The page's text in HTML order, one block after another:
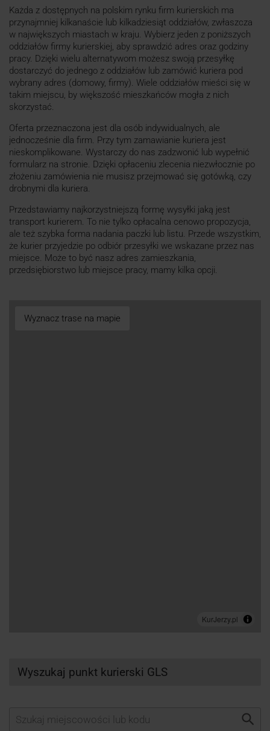
Każda z dostępnych na polskim rynku firm kurierskich ma
przynajmniej kilkanaście lub kilkadziesiąt oddziałów, zwłaszcza
w największych miastach w kraju. Wybierz jeden z poniższych
oddziałów firmy kurierskiej, aby sprawdzić adres oraz godziny
pracy. Dzięki wielu alternatywom możesz swoją przesyłkę
dostarczyć do jednego z oddziałów lub zamówić kuriera pod
wybrany adres (domowy, firmy). Wiele oddziałów mieści się w
takim miejscu, by większość mieszkańców mogła z nich
skorzystać.
Oferta przeznaczona jest dla osób indywidualnych, ale
jednocześnie dla firm. Przy tym zamawianie kuriera jest
nieskomplikowane. Wystarczy do nas zadzwonić lub wypełnić
formularz na stronie. Dzięki opłaceniu zlecenia niezwłocznie po
złożeniu zamówienia nie musisz przejmować się gotówką, czy
drobnymi dla kuriera.
Przedstawiamy najkorzystniejszą formę wysyłki jaką jest
transport kurierem. To nie tylko opłacalna cenowo propozycja,
ale też szybka forma nadania paczki lub listu. Przede wszystkim,
że kurier przyjedzie po odbiór przesyłki we wskazane przez nas
miejsce. Może to być nasz adres zamieszkania,
przedsiębiorstwo lub miejsce pracy, mamy kilka opcji.
Wyznacz trase na mapie
Wyszukaj punkt kurierski GLS